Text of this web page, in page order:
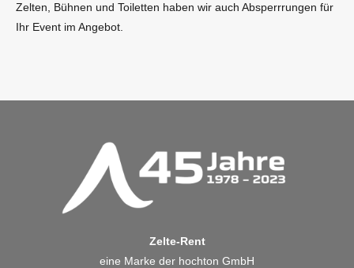
Zelten, Bühnen und Toiletten haben wir auch Absperrrungen für
Ihr Event im Angebot.
Zelte-Rent
eine Marke der hochton GmbH